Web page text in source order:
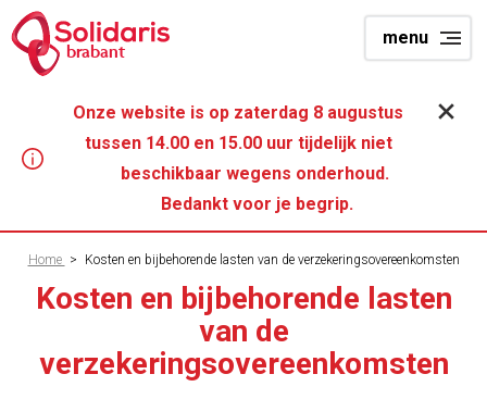
Overslaan
en
gaan
menu
brabant
Onze website is op zaterdag 8 augustus
tussen 14.00 en 15.00 uur tijdelijk niet
beschikbaar wegens onderhoud.
Bedankt voor je begrip.
Kruimelpad
Home > Kosten en bijbehorende lasten van de verzekeringsovereenkomsten
Kosten en bijbehorende lasten
van de
verzekeringsovereenkomsten